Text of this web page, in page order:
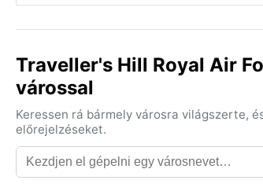
Traveller's Hill Royal Air
várossal
Keressen rá bármely városra világszerte,
előrejelzéseket.